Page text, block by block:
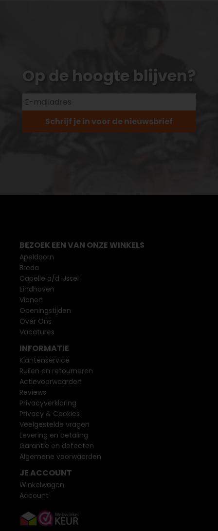
Op de hoogte blijven?
Schrijf je in voor de nieuwsbrief
BEZOEK EEN VAN ONZE WINKELS
Apeldoorn
Breda
Capelle a/d IJssel
Eindhoven
Vianen
Openingstijden
Over Ons
Vacatures
INFORMATIE
Klantenservice
Ruilen en retourneren
Actievoorwaarden
Reviews
Privacyverklaring
Privacy & Cookies
Veelgestelde vragen
Levering en betaling
Garantie en defecten
Algemene voorwaarden
JE ACCOUNT
Winkelwagen
Account